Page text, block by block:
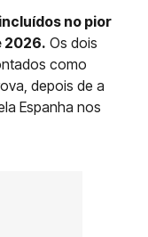
no pior
2026. Os dois
como
depois de a
Espanha nos